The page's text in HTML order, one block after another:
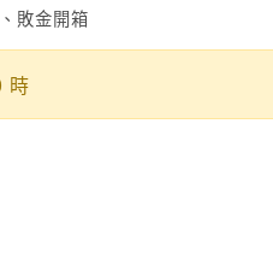
、 敗金開箱
時